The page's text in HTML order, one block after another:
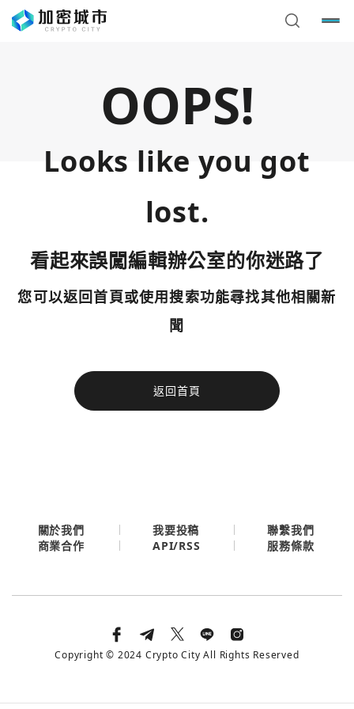
OOPS!
Looks like you got
lost.
看起來誤闖編輯辦公室的你迷路了
您可以返回首頁或使用搜索功能尋找其他相關新
聞
返回首頁
今日熱門
使用以下帳號繼續
您已閒置5分鐘，請點擊關閉按鈕或空白處，即可回到加密
今日熱門
關於我們 我要投稿
聯繫我們
商業合作
API/RSS 服務條款
Copyright © 2024 Crypto City All Rights Reserved